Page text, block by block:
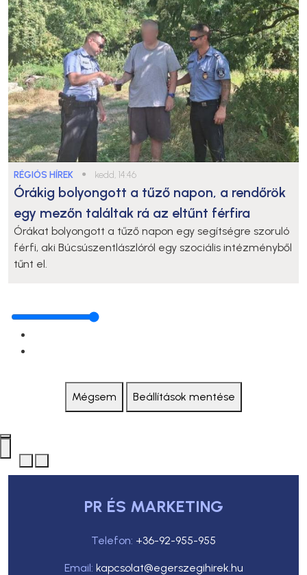
RÉGIÓS HÍREK ● kedd, 14:46
Órákig bolyongott a tűző napon, a rendőrök
egy mezőn találtak rá az eltűnt férfira
Órákat bolyongott a tűző napon egy segítségre szoruló
férfi, aki Búcsúszentlászlóról egy szociális intézményből
tűnt el.
Mégsem Beállítások mentése
PR ÉS MARKETING
Telefon: +36-92-955-955
Email: kapcsolat@egerszegihirek.hu